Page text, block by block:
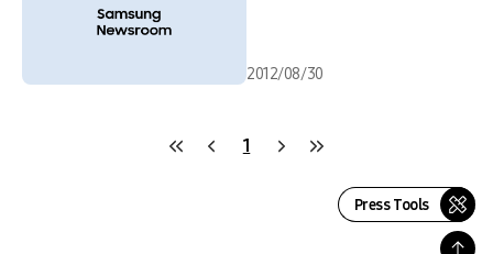
2012/08/30
1
Press Tools